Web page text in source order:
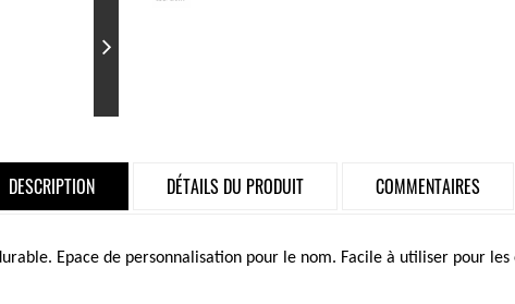
DESCRIPTION DÉTAILS DU PRODUIT COMMENTAIRES
Epace de personnalisation pour le nom. Facile à utiliser pour les